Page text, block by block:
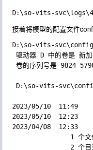
接着将模型的配置文件
D:\so-vits-
驱动器 D 中的卷是 新
卷的序列号是 9824-
D:\so-vits-
2023/05/10
2023/05/10
2023/04/08
1 个
2 个